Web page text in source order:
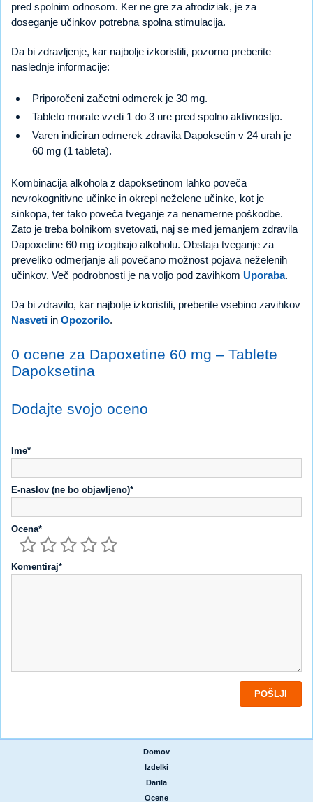
pred spolnim odnosom. Ker ne gre za afrodiziak, je za
doseganje učinkov potrebna spolna stimulacija.
Da bi zdravljenje, kar najbolje izkoristili, pozorno preberite
naslednje informacije:
Priporočeni začetni odmerek je 30 mg.
Tableto morate vzeti 1 do 3 ure pred spolno aktivnostjo.
Varen indiciran odmerek zdravila Dapoksetin v 24 urah je
60 mg (1 tableta).
Kombinacija alkohola z dapoksetinom lahko poveča
nevrokognitivne učinke in okrepi neželene učinke, kot je
sinkopa, ter tako poveča tveganje za nenamerne poškodbe.
Zato je treba bolnikom svetovati, naj se med jemanjem zdravila
Dapoxetine 60 mg izogibajo alkoholu. Obstaja tveganje za
preveliko odmerjanje ali povečano možnost pojava neželenih
učinkov. Več podrobnosti je na voljo pod zavihkom Uporaba.
Da bi zdravilo, kar najbolje izkoristili, preberite vsebino zavihkov
Nasveti in Opozorilo.
0 ocene za Dapoxetine 60 mg – Tablete
Dapoksetina
Dodajte svojo oceno
Ime*
E-naslov (ne bo objavljeno)*
Ocena*
Komentiraj*
Domov
Izdelki
Darila
Ocene